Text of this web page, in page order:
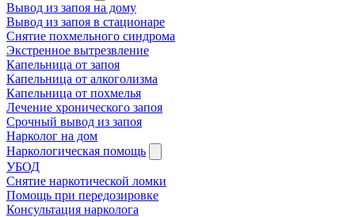
Вывод из запоя на дому
Вывод из запоя в стационаре
Снятие похмельного синдрома
Экстренное вытрезвление
Капельница от запоя
Капельница от алкоголизма
Капельница от похмелья
Лечение хронического запоя
Срочный вывод из запоя
Нарколог на дом
Наркологическая помощь
УБОД
Снятие наркотической ломки
Помощь при передозировке
Консультация нарколога